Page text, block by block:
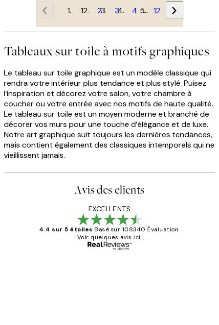
1 2 3 4 … 12
Tableaux sur toile à motifs graphiques
Le tableau sur toile graphique est un modèle classique qui
rendra votre intérieur plus tendance et plus stylé. Puisez
l’inspiration et décorez votre salon, votre chambre à
coucher ou votre entrée avec nos motifs de haute qualité.
Le tableau sur toile est un moyen moderne et branché de
décorer vos murs pour une touche d’élégance et de luxe.
Notre art graphique suit toujours les dernières tendances,
mais contient également des classiques intemporels qui ne
vieillissent jamais.
Avis des clients
EXCELLENTS
4.4 sur 5 étoiles Basé sur 108340 Évaluation.
Voir quelques avis ici.